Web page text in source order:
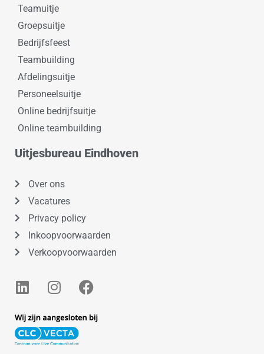
Teamuitje
Groepsuitje
Bedrijfsfeest
Teambuilding
Afdelingsuitje
Personeelsuitje
Online bedrijfsuitje
Online teambuilding
Uitjesbureau Eindhoven
Over ons
Vacatures
Privacy policy
Inkoopvoorwaarden
Verkoopvoorwaarden
L
i
k
e
I
n
t
a
F
a
e